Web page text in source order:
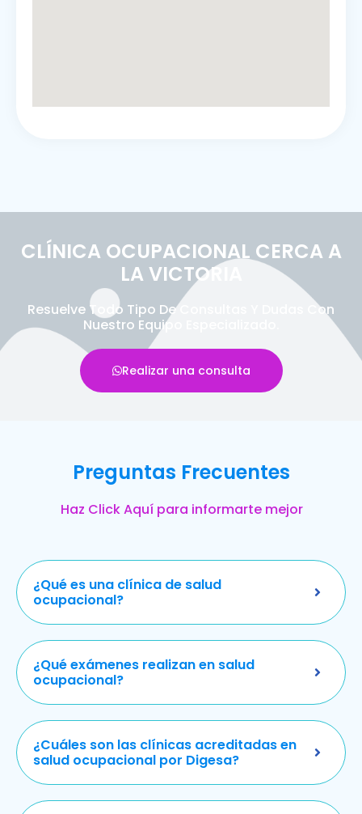
CLÍNICA OCUPACIONAL CERCA A
LA VICTORIA
Resuelve Todo Tipo De Consultas Y Dudas Con
Nuestro Equipo Especializado.
Realizar una consulta
Preguntas Frecuentes
Haz Click Aquí para informarte mejor
¿Qué es una clínica de salud
ocupacional?
¿Qué exámenes realizan en salud
ocupacional?
¿Cuáles son las clínicas acreditadas en
salud ocupacional por Digesa?